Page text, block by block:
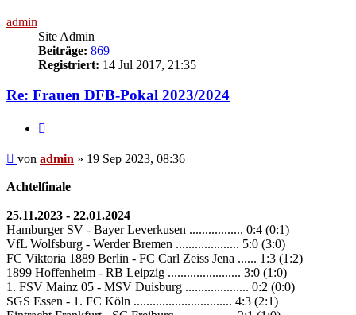
admin
Site Admin
Beiträge: 869
Registriert: 14 Jul 2017, 21:35
Re: Frauen DFB-Pokal 2023/2024
Beitrag
von admin » 19 Sep 2023, 08:36
Achtelfinale
25.11.2023 - 22.01.2024
Hamburger SV - Bayer Leverkusen ................. 0:4 (0:1)
VfL Wolfsburg - Werder Bremen .................... 5:0 (3:0)
FC Viktoria 1889 Berlin - FC Carl Zeiss Jena ...... 1:3 (1:2)
1899 Hoffenheim - RB Leipzig ....................... 3:0 (1:0)
1. FSV Mainz 05 - MSV Duisburg .................... 0:2 (0:0)
SGS Essen - 1. FC Köln ............................... 4:3 (2:1)